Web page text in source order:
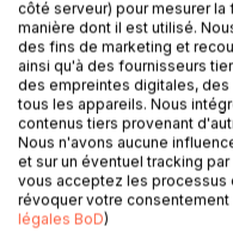
Laisser un avis
DESCRIPTION
côté serveur) pour mesurer
manière dont il est utilisé.
des fins de marketing et
ainsi qu'à des fournisseurs
des empreintes digitales,
tous les appareils. Nous
contenus tiers provenant
Nous n'avons aucune
et sur un éventuel tracking
vous acceptez les processus
révoquer votre
légales BoD)